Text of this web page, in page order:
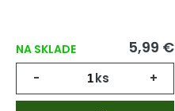
NA SKLADE 5,99 €
- ks +